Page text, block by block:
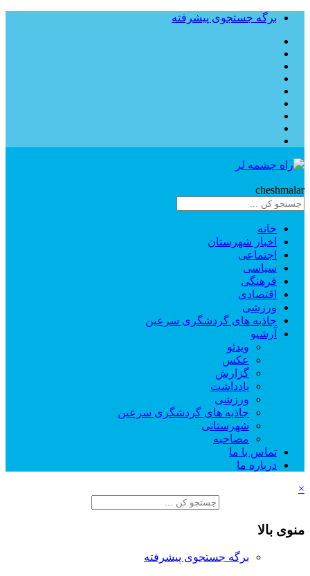
برگه جستجوی پیشرفته
cheshmalar
خانه
اخبار شهرستان
اجتماعی
سیاسی
فرهنگی
اقتصادی
ورزشی
جاذبه های گردشگری سرعین
آرشیو
ویدئو
عکس
گزارش
یادداشت
ورزشی
جاذبه های گردشگری سرعین
شهرستانی
مصاحبه
تماس با ما
درباره ما
×
منوی بالا
برگه جستجوی پیشرفته